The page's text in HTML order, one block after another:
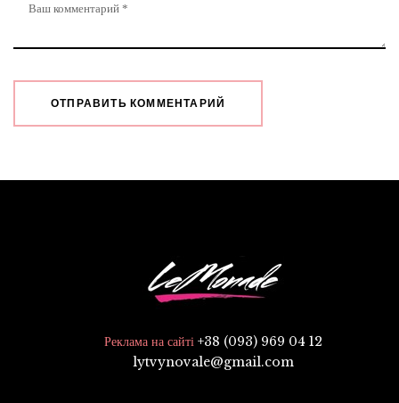
Реклама на сайті +38 (093) 969 04 12
lytvynovale@gmail.com